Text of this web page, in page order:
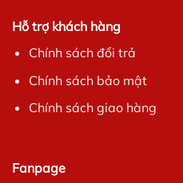
Hỗ trợ khách hàng
Chính sách đổi trả
Chính sách bảo mật
Chính sách giao hàng
Fanpage